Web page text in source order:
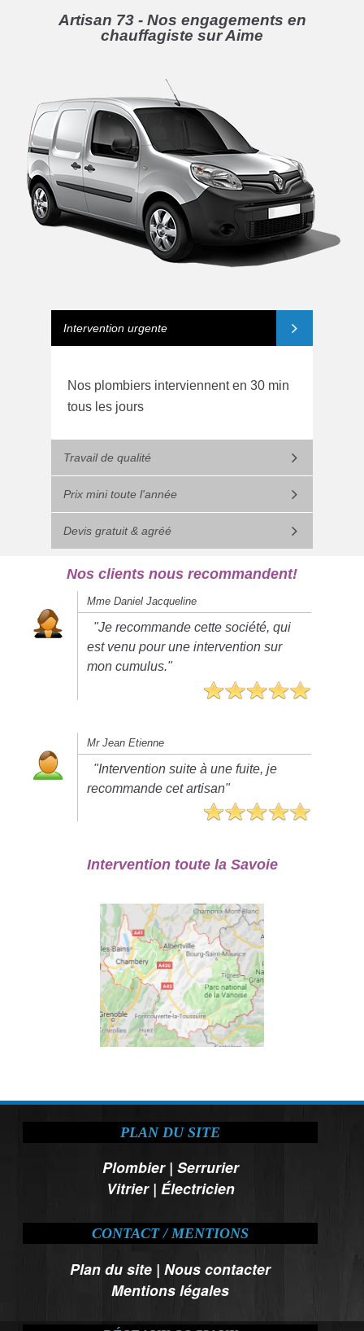
Artisan 73 - Nos engagements en
chauffagiste sur Aime
Intervention urgente
Nos plombiers interviennent en 30 min
tous les jours
Travail de qualité
Prix mini toute l'année
Devis gratuit & agréé
Nos clients nous recommandent!
Mme Daniel Jacqueline
"Je recommande cette société, qui
est venu pour une intervention sur
mon cumulus."
Mr Jean Etienne
"Intervention suite à une fuite, je
recommande cet artisan"
Intervention toute la Savoie
PLAN DU SITE
Plombier| Serrurier
Vitrier| Électricien
CONTACT / MENTIONS
Plan du site |Nous contacter
Mentions légales